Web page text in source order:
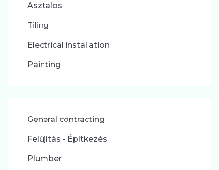
Asztalos
Tiling
Electrical installation
Painting
General contracting
Felújítás - Építkezés
Plumber